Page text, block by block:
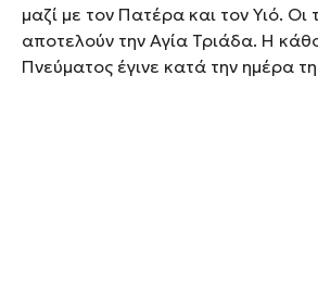
μαζί με τον Πατέρα και τον Υιό. Οι
αποτελούν την Αγία Τριάδα. Η
Πνεύματος έγινε κατά την ημέρα